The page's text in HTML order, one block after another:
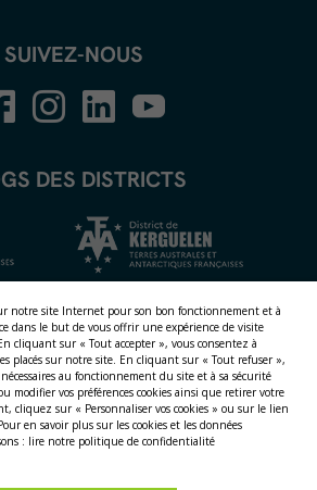
SUIVEZ-NOUS
DES DISTRICTS
TERRITOIRES
notre site Internet pour son bon fonctionnement et à
dans le but de vous offrir une expérience de visite
cliquant sur « Tout accepter », vous consentez à
placés sur notre site. En cliquant sur « Tout refuser »,
au fonctionnement du site et à sa sécurité
modifier vos préférences cookies ainsi que retirer votre
cliquez sur « Personnaliser vos cookies » ou sur le lien
en savoir plus sur les cookies et les données
: lire notre politique de confidentialité